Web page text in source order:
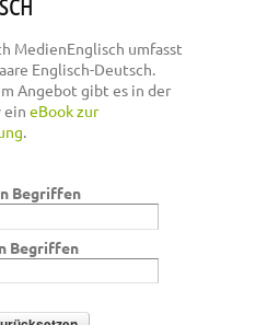
MedienEnglisch umfasst
Englisch-Deutsch.
Angebot gibt es in der
ein eBook zur
.
Begriffen
Begriffen